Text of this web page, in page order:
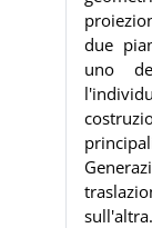
due
uno
sull'altra.